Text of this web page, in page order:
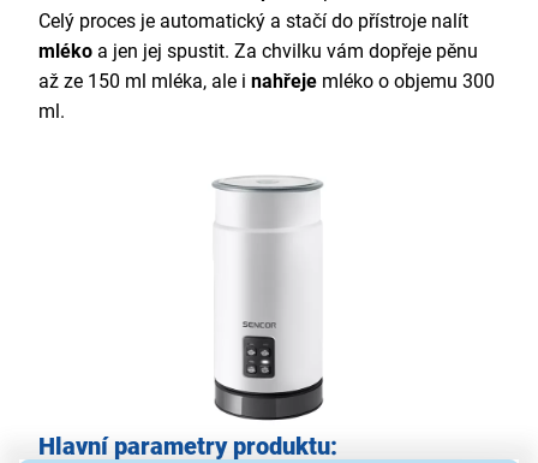
Celý proces je automatický a stačí do přístroje nalít
mléko a jen jej spustit. Za chvilku vám dopřeje pěnu
až ze 150 ml mléka, ale i nahřeje mléko o objemu 300
ml.
Hlavní parametry produktu: